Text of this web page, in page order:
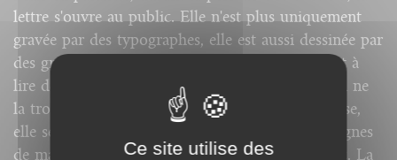
lettre s'ouvre au public. Elle n'est plus uniquement
gravée par des typographes, elle est aussi dessinée par
des graphistes. Elle n'est plus uniquement l'objet à
lire de l'imprimerie, elle devient objet à voir. On ne
la trouve plus seulement dans le livre ou la presse,
elle se voit dans la rue, sur les affiches, les enseignes
de magasins, dans la publicité, les magazines, etc. La
Ce site utilise des